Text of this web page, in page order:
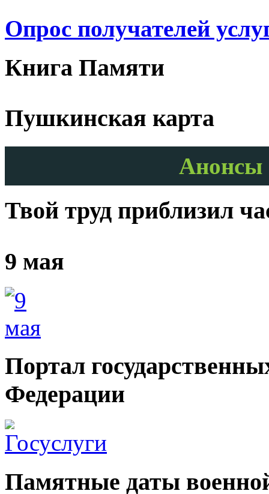
Опрос получателей
Книга Памяти
Пушкинская карта
Анонсы
Твой труд приблизил
9 мая
Портал
Федерации
Памятные даты